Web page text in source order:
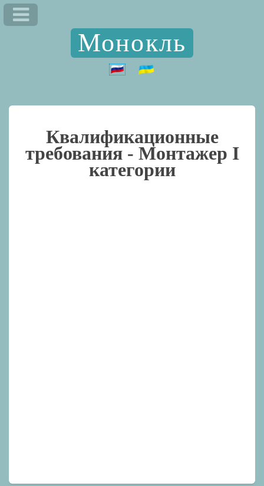
Монокль
Квалификационные
требования - Монтажер I
категории